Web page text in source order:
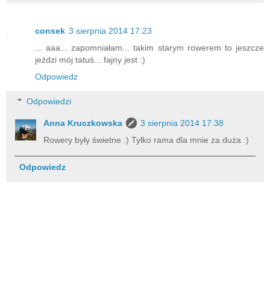
consek 3 sierpnia 2014 17:23
... aaa... zapomniałam... takim starym rowerem to jeszcze
jeździ mój tatuś... fajny jest :)
Odpowiedz
Odpowiedzi
Anna Kruczkowska
3 sierpnia 2014 17:38
Rowery były świetne :) Tylko rama dla mnie za duża :)
Odpowiedz